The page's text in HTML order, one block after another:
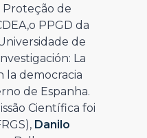
Proteção de
PPGD da
de
La
la democracia
de Espanha.
Científica foi
Danilo